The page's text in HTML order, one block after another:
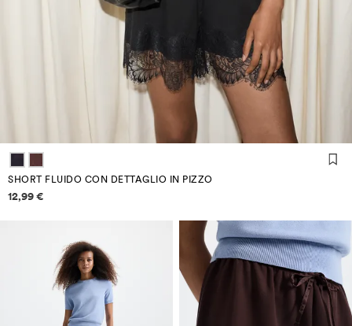
SHORT FLUIDO CON DETTAGLIO IN PIZZO
Informazioni sui prezzi
12,99 €